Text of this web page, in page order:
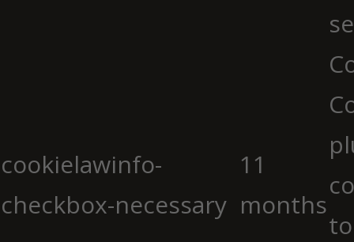
cookielawinfo-
checkbox-necessary
11
months